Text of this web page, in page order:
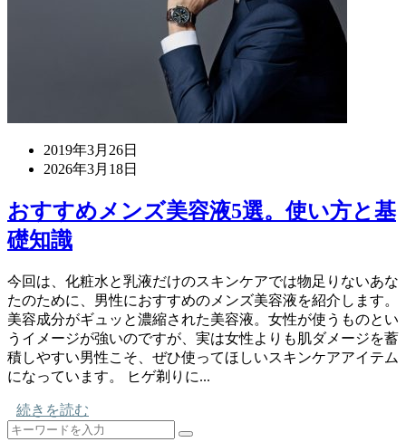
2019年3月26日
2026年3月18日
おすすめメンズ美容液5選。使い方と基
礎知識
今回は、化粧水と乳液だけのスキンケアでは物足りないあな
たのために、男性におすすめのメンズ美容液を紹介します。
美容成分がギュッと濃縮された美容液。女性が使うものとい
うイメージが強いのですが、実は女性よりも肌ダメージを蓄
積しやすい男性こそ、ぜひ使ってほしいスキンケアアイテム
になっています。 ヒゲ剃りに...
続きを読む